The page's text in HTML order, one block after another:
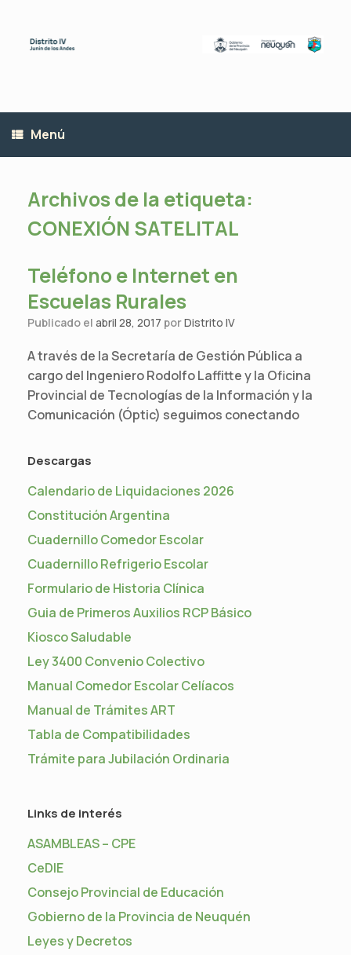
contenido
Menú
Archivos de la etiqueta:
CONEXIÓN SATELITAL
Teléfono e Internet en
Escuelas Rurales
Publicado el abril 28, 2017 porDistrito IV
A través de la Secretaría de Gestión Pública a
cargo del Ingeniero Rodolfo Laffitte y la Oficina
Provincial de Tecnologías de la Información y la
Comunicación (Óptic) seguimos conectando
Descargas
Calendario de Liquidaciones 2026
Constitución Argentina
Cuadernillo Comedor Escolar
Cuadernillo Refrigerio Escolar
Formulario de Historia Clínica
Guia de Primeros Auxilios RCP Básico
Kiosco Saludable
Ley 3400 Convenio Colectivo
Manual Comedor Escolar Celíacos
Manual de Trámites ART
Tabla de Compatibilidades
Trámite para Jubilación Ordinaria
Links de interés
ASAMBLEAS – CPE
CeDIE
Consejo Provincial de Educación
Gobierno de la Provincia de Neuquén
Leyes y Decretos